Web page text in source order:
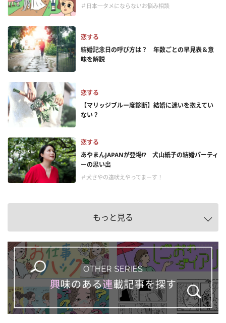
＃日本一タメにならないお悩み相談
恋する
結婚記念日の呼び方は？ 年数ごとの早見表＆意
味を解説
恋する
【マリッジブルー度診断】結婚に迷いを抱えてい
ない？
恋する
あやまんJAPANが登場!? 犬山紙子の結婚パーティ
ーの思い出
＃犬さやの遠吠えやってまーす！
もっと見る